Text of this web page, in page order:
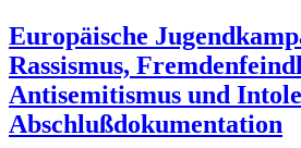
Europäische
Rassismus,
Antisemitismus und
Abschlußdokumentation